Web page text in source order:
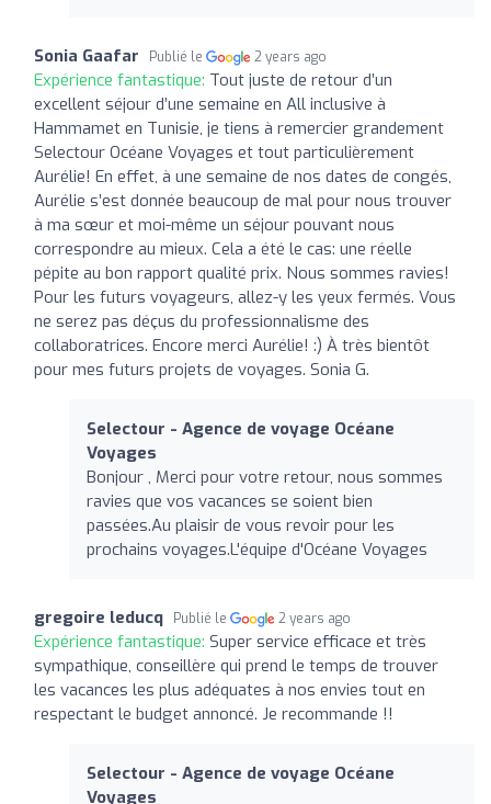
Sonia Gaafar Publié le 2 years ago
Expérience fantastique: Tout juste de retour d’un
excellent séjour d’une semaine en All inclusive à
Hammamet en Tunisie, je tiens à remercier grandement
Selectour Océane Voyages et tout particulièrement
Aurélie! En effet, à une semaine de nos dates de congés,
Aurélie s’est donnée beaucoup de mal pour nous trouver
à ma sœur et moi-même un séjour pouvant nous
correspondre au mieux. Cela a été le cas: une réelle
pépite au bon rapport qualité prix. Nous sommes ravies!
Pour les futurs voyageurs, allez-y les yeux fermés. Vous
ne serez pas déçus du professionnalisme des
collaboratrices. Encore merci Aurélie! :) À très bientôt
pour mes futurs projets de voyages. Sonia G.
Selectour - Agence de voyage Océane
Voyages
Bonjour , Merci pour votre retour, nous sommes
ravies que vos vacances se soient bien
passées.Au plaisir de vous revoir pour les
prochains voyages.L'équipe d'Océane Voyages
gregoire leducq Publié le 2 years ago
Expérience fantastique: Super service efficace et très
sympathique, conseillère qui prend le temps de trouver
les vacances les plus adéquates à nos envies tout en
respectant le budget annoncé. Je recommande !!
Selectour - Agence de voyage Océane
Voyages